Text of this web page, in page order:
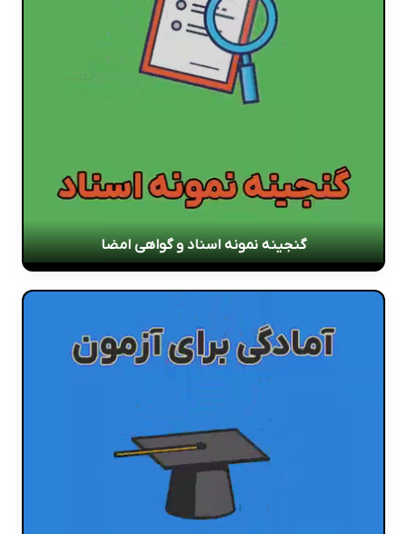
گنجینه نمونه اسناد و گواهی امضا